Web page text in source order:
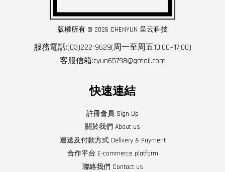
版權所有 © 2026 CHENYUN 呈云科技
服務電話:(03)222-9629(周一至周五10:00~17:00)
客服信箱:cyun65798@gmail.com
快速連結
註冊會員 Sign Up
關於我們 About us
運送及付款方式 Delivery & Payment
合作平台 E-commerce platform
聯絡我們 Contact us